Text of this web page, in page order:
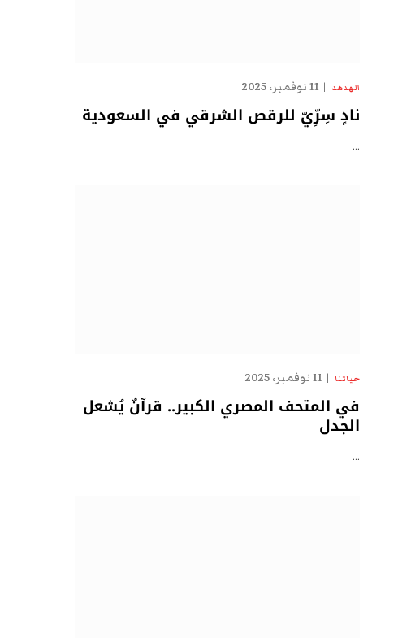
الهدهد 11 نوفمبر، 2025
نادٍ سِرِّيّ للرقص الشرقي في السعودية
…
حياتنا 11 نوفمبر، 2025
في المتحف المصري الكبير.. قرآنٌ يُشعل
الجدل
…